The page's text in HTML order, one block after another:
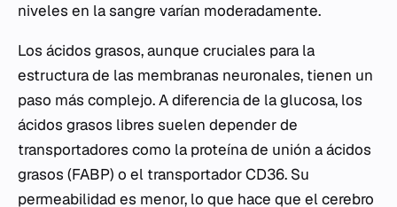
niveles en la sangre varían moderadamente.
Los ácidos grasos, aunque cruciales para la
estructura de las membranas neuronales, tienen un
paso más complejo. A diferencia de la glucosa, los
ácidos grasos libres suelen depender de
transportadores como la proteína de unión a ácidos
grasos (FABP) o el transportador CD36. Su
permeabilidad es menor, lo que hace que el cerebro